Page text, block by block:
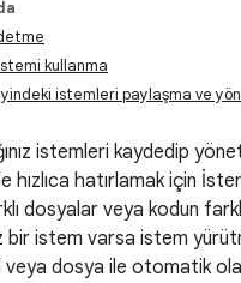
kullanma
istemleri paylaşma ve
istemleri kaydedip
hızlıca hatırlamak için
dosyalar veya kodun
bir istem varsa istem
veya dosya ile otomatik